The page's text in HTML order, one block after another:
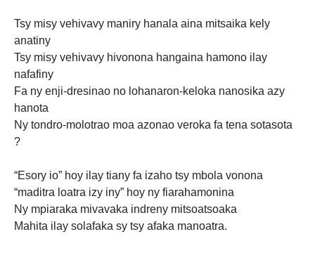
Tsy misy vehivavy maniry hanala aina mitsaika kely
anatiny
Tsy misy vehivavy hivonona hangaina hamono ilay
nafafiny
Fa ny enji-dresinao no lohanaron-keloka nanosika azy
hanota
Ny tondro-molotrao moa azonao veroka fa tena sotasota
?
“Esory io” hoy ilay tiany fa izaho tsy mbola vonona
“maditra loatra izy iny” hoy ny fiarahamonina
Ny mpiaraka mivavaka indreny mitsoatsoaka
Mahita ilay solafaka sy tsy afaka manoatra.